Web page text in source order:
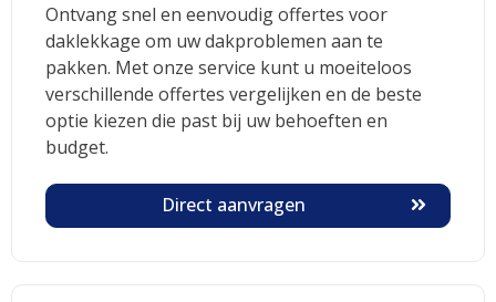
Ontvang snel en eenvoudig offertes voor
daklekkage om uw dakproblemen aan te
pakken. Met onze service kunt u moeiteloos
verschillende offertes vergelijken en de beste
optie kiezen die past bij uw behoeften en
budget.
Direct aanvragen